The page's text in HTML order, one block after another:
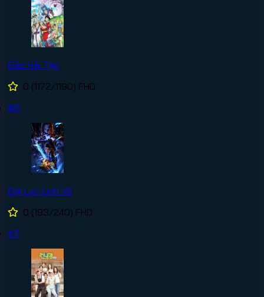
Đảo Hải Tặc
0 (1172/1190) FHD
#6
Đại Lục Linh Võ
0 (193/240) FHD
#7